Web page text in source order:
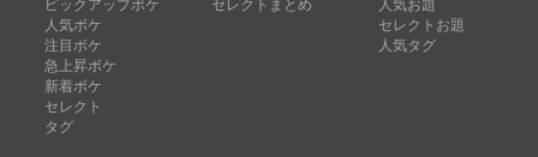
ピックアップボケ
人気ボケ
注目ボケ
急上昇ボケ
新着ボケ
セレクト
タグ
セレクトまとめ
人気お題
セレクトお題
人気タグ